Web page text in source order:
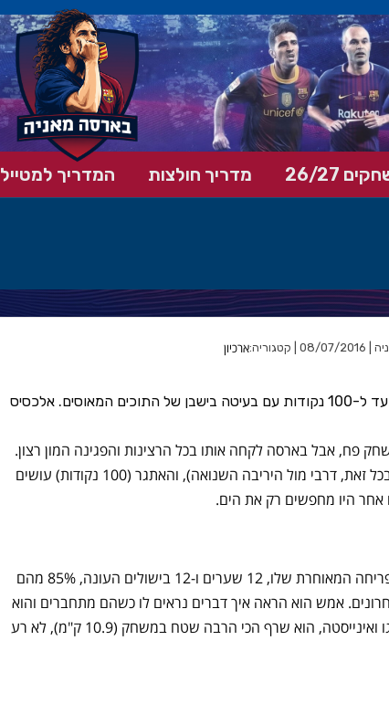
26/27 מדריך חולצות המדריך למטייל
ארכיון
האלופה עשתה עוד צעד ל-100 נקודות עם בעיטה בישבן של התוכים המאוסים. אלכסיס
פח, אבל בארסה לקחה אותו בכל הרצינות והפגינה המון רצון.
יש דברים שהמעמד (בכל זאת, דרבי מול היריבה השנואה), והאתגר (100 נקודות) עושים
היו מחפשים רק את הים.
אלכסיס ממשיך את הפריחה המאוחרת שלו, 12 שערים ו-12 בישולים העונה, 85% מהם
אמש הוא הראה איך דברים נראים לו כשהם מתחברים והוא
עם ביטחון. חוץ מתיאגו ואינייסטה, הוא שרף הכי הרבה שטח במשחק (10.9 ק"מ), לא רע